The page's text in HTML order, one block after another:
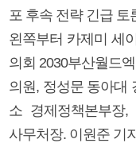
포 후속 전략 긴급 토
왼쪽부터 카제미 세
의회 2030부산월드
의원, 정성문 동아대
소 경제정책본부장,
사무처장. 이원준 기